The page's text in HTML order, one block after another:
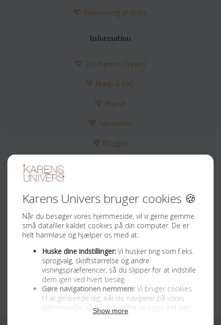
Returnering af ordre
Information
Om Karens Univers
Hjælp & FAQ
Presse
Sponsorer
Bloggen
Sociale medier
Facebook
Instagram
Youtube